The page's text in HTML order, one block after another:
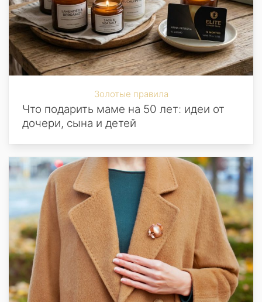
Золотые правила
Что подарить маме на 50 лет: идеи от
дочери, сына и детей